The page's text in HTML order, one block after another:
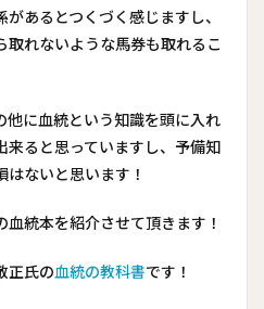
あるとつくづく感じますし、
取れないような馬券も取れるこ
他に血統という知識を頭に入れ
来ると思っていますし、予備知
ないと思います！
統本を紹介させて頂きます！
正氏の血統の教科書です！